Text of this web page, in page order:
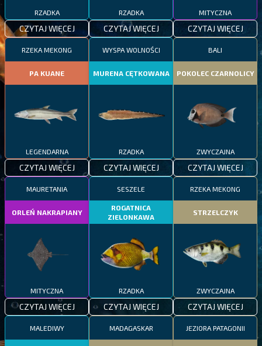
RZADKA
CZYTAJ WIĘCEJ
RZADKA
CZYTAJ WIĘCEJ
MITYCZNA
CZYTAJ WIĘCEJ
RZEKA MEKONG
PA KUANE
LEGENDARNA
CZYTAJ WIĘCEJ
WYSPA WOLNOŚCI
MURENA CĘTKOWANA
RZADKA
CZYTAJ WIĘCEJ
BALI
POKOLEC CZARNOLICY
ZWYCZAJNA
CZYTAJ WIĘCEJ
MAURETANIA
ORLEŃ NAKRAPIANY
MITYCZNA
CZYTAJ WIĘCEJ
SESZELE
ROGATNICA
ZIELONKAWA
RZADKA
CZYTAJ WIĘCEJ
RZEKA MEKONG
STRZELCZYK
ZWYCZAJNA
CZYTAJ WIĘCEJ
MALEDIWY MADAGASKAR JEZIORA PATAGONII